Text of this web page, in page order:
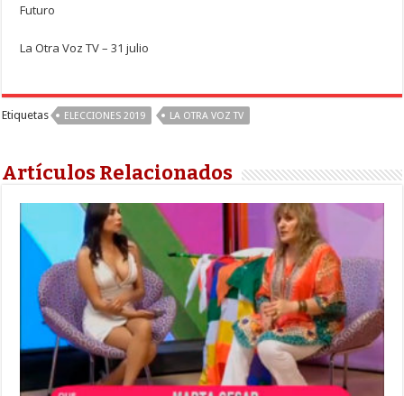
Futuro
La Otra Voz TV – 31 julio
Etiquetas ELECCIONES 2019 LA OTRA VOZ TV
Artículos Relacionados